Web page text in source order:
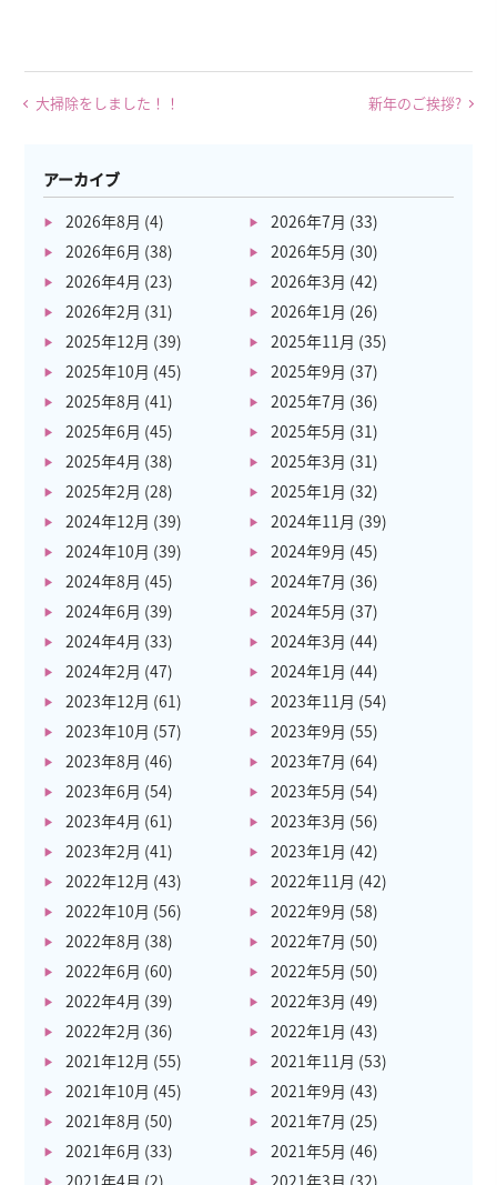
大掃除をしました！！ 新年のご挨拶?
アーカイブ
2026年8月 (4) 2026年7月 (33)
2026年6月 (38) 2026年5月 (30)
2026年4月 (23) 2026年3月 (42)
2026年2月 (31) 2026年1月 (26)
2025年12月 (39) 2025年11月 (35)
2025年10月 (45) 2025年9月 (37)
2025年8月 (41) 2025年7月 (36)
2025年6月 (45) 2025年5月 (31)
2025年4月 (38) 2025年3月 (31)
2025年2月 (28) 2025年1月 (32)
2024年12月 (39) 2024年11月 (39)
2024年10月 (39) 2024年9月 (45)
2024年8月 (45) 2024年7月 (36)
2024年6月 (39) 2024年5月 (37)
2024年4月 (33) 2024年3月 (44)
2024年2月 (47) 2024年1月 (44)
2023年12月 (61) 2023年11月 (54)
2023年10月 (57) 2023年9月 (55)
2023年8月 (46) 2023年7月 (64)
2023年6月 (54) 2023年5月 (54)
2023年4月 (61) 2023年3月 (56)
2023年2月 (41) 2023年1月 (42)
2022年12月 (43) 2022年11月 (42)
2022年10月 (56) 2022年9月 (58)
2022年8月 (38) 2022年7月 (50)
2022年6月 (60) 2022年5月 (50)
2022年4月 (39) 2022年3月 (49)
2022年2月 (36) 2022年1月 (43)
2021年12月 (55) 2021年11月 (53)
2021年10月 (45) 2021年9月 (43)
2021年8月 (50) 2021年7月 (25)
2021年6月 (33) 2021年5月 (46)
2021年4月 (2) 2021年3月 (32)